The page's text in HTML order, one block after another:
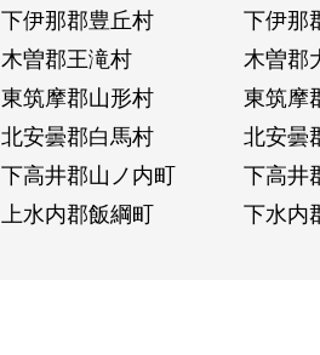
下伊那郡豊丘村
下伊那
木曽郡王滝村
木曽郡
東筑摩郡山形村
東筑摩
北安曇郡白馬村
北安曇
下高井郡山ノ内町
下高井
上水内郡飯綱町
下水内